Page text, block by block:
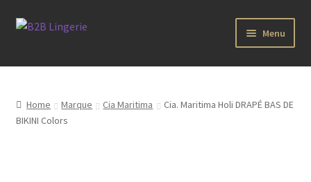
Aller
Aller
Menu
B2B Lingerie Site Officiel
Wholesale Registration Page
Home Marque Cia Maritima
Cia. Maritima Holi DRAPÉ BAS DE
BIKINI Colors